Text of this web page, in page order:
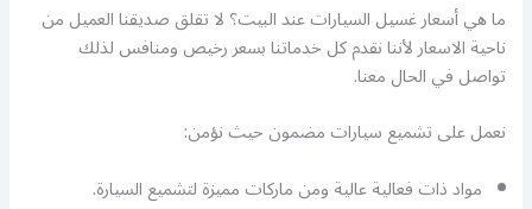
ما هي أسعار غسيل السيارات عند البيت؟ لا تقلق صديقنا العميل من
ناحية الاسعار لأننا نقدم كل خدماتنا بسعر رخيص ومنافس لذلك
تواصل في الحال معنا.
نعمل على تشميع سيارات مضمون حيث نؤمن:
مواد ذات فعالية عالية ومن ماركات مميزة لتشميع السيارة.